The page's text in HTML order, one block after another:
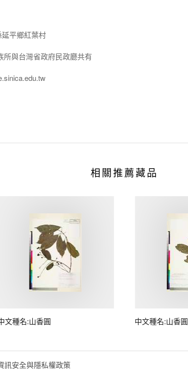
平鄉紅葉村
所與台灣省政府民政廳共有
相關推薦藏品
文種名:山香圓 中文種名:山香圓
訊安全與隱私權政策